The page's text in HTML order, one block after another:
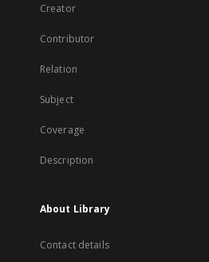
Creator
Contributor
Relation
Subject
Coverage
Description
About Library
Contact details